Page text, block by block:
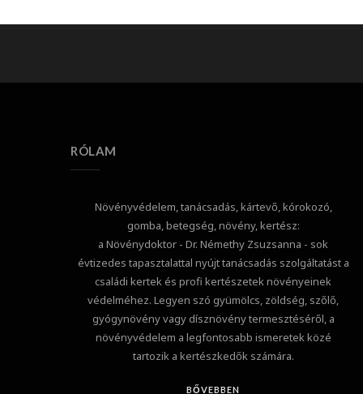
RÓLAM
Növényvédelem, tanácsadás, kártevő, kórokozó,
gomba, betegség, növény, kertész:
a Növénydoktor - Dr. Némethy Zsuzsanna - sok
évtizedes tapasztalattal nyújt tanácsadás szolgáltatást a
családi kertek és profi kertészetek növényeinek
védelméhez. Legyen szó gyümölcs, zöldség, szőlő,
gyógynövény vagy dísznövény termesztéséről, a
növényvédelem a legfontosabb ismeretek közé
tartozik a kertészkedők számára.
BŐVEBBEN